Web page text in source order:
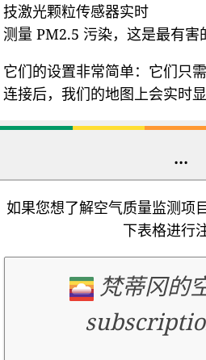
技激光颗粒传感器实时
测量 PM2.5 污染，这是最有害
它们的设置非常简单：它们只
连接后，我们的地图上会实时
...
如果您想了解空气质量监测项
下表格进行
梵蒂冈的